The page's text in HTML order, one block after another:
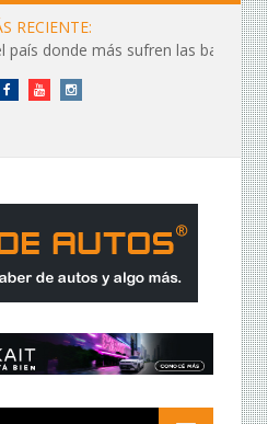
RECIENTE:
país donde más sufren las baterías?
FacebookYouTubeInstagram